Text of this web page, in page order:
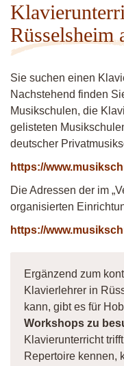
Rüsselsheim
Sie suchen einen
Nachstehend finden
Musikschulen, die
gelisteten
deutscher
https://
Die Adressen der im
organisierten
https://
Ergänzend zum
Klavierlehrer in
kann, gibt es für
Workshops zu
Klavierunterricht
Repertoire kennen,